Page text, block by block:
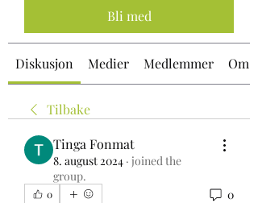
Bli med
Diskusjon Medier Medlemmer Om
Tilbake
Tinga Fonmat
8. august 2024 · joined the
group.
0 0